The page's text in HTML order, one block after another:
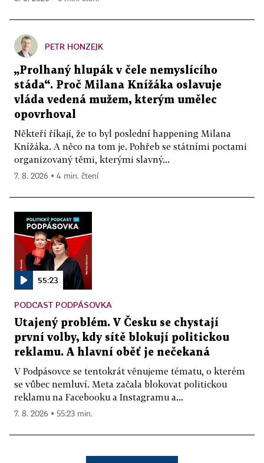
PETR HONZEJK
„Prolhaný hlupák v čele nemyslícího
stáda“. Proč Milana Knížáka oslavuje
vláda vedená mužem, kterým umělec
opovrhoval
Někteří říkají, že to byl poslední happening Milana
Knížáka. A něco na tom je. Pohřeb se státními poctami
organizovaný těmi, kterými slavný...
7. 8. 2026 ▪ 4 min. čtení
55:23
PODCAST PODPÁSOVKA
Utajený problém. V Česku se chystají
první volby, kdy sítě blokují politickou
reklamu. A hlavní oběť je nečekaná
V Podpásovce se tentokrát věnujeme tématu, o kterém
se vůbec nemluví. Meta začala blokovat politickou
reklamu na Facebooku a Instagramu a...
7. 8. 2026 ▪ 55:23 min.